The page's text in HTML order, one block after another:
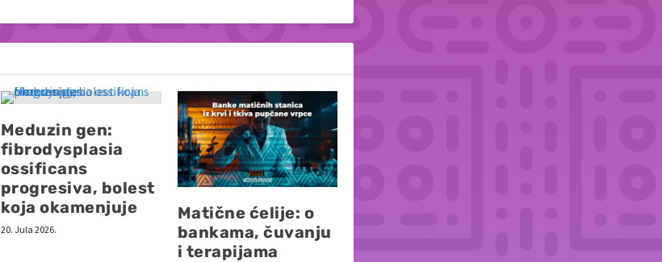
Meduzin gen:
fibrodysplasia
ossificans
progresiva, bolest
koja okamenjuje
20. Jula 2026.
Matične ćelije: o
bankama, čuvanju
i terapijama